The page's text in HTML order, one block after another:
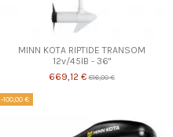
MINN KOTA RIPTIDE TRANSOM
12v/45lB - 36"
669,12 €816,00 €
-100,00 €